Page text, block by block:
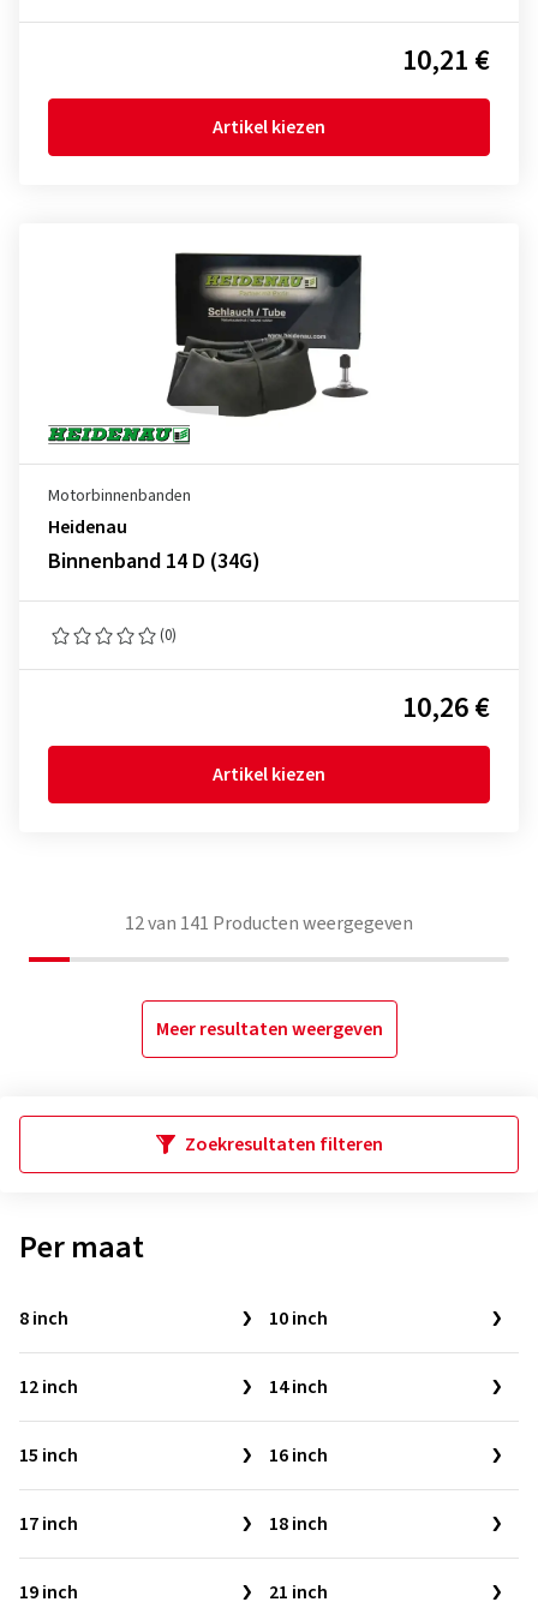
10,21 €
Artikel kiezen
Motorbinnenbanden
Heidenau
Binnenband 14 D (34G)
(0)
10,26 €
Artikel kiezen
12van 141 Producten weergegeven
Meer resultaten weergeven
Zoekresultaten filteren
Per maat
8 inch 10 inch
12 inch 14 inch
15 inch 16 inch
17 inch 18 inch
19 inch 21 inch